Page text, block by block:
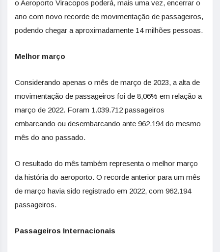
o Aeroporto Viracopos poderá, mais uma vez, encerrar o
ano com novo recorde de movimentação de passageiros,
podendo chegar a aproximadamente 14 milhões pessoas.
Melhor março
Considerando apenas o mês de março de 2023, a alta de
movimentação de passageiros foi de 8,06% em relação a
março de 2022. Foram 1.039.712 passageiros
embarcando ou desembarcando ante 962.194 do mesmo
mês do ano passado.
O resultado do mês também representa o melhor março
da história do aeroporto. O recorde anterior para um mês
de março havia sido registrado em 2022, com 962.194
passageiros.
Passageiros Internacionais